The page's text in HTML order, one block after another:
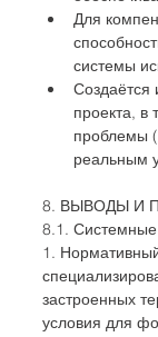
Для
системы
Создаётся
проекта, в
проблемы
реальным
8. ВЫВОДЫ И
8.1.
1.
застроенных
условия для